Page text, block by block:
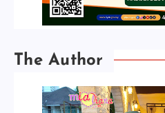
The Author